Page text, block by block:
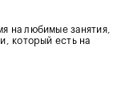
на любимые занятия,
который есть на